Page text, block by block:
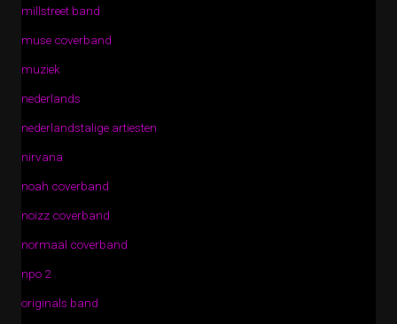
millstreet band
muse coverband
muziek
nederlands
nederlandstalige artiesten
nirvana
noah coverband
noizz coverband
normaal coverband
npo 2
originals band